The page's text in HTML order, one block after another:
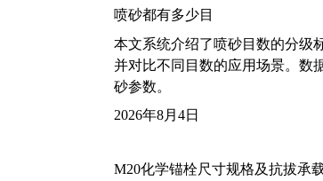
喷砂都有多少目
本文系统介绍了喷砂目数的分级
并对比不同目数的应用场景。数
砂参数。
2026年8月4日
M20化学锚栓尺寸规格及抗拔承